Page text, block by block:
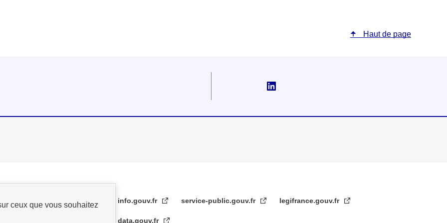
ceux que vous souhaitez
fenêtrefenêtre Haut de page
info.gouv.fr service-public.gouv.fr legifrance.gouv.fr
data.gouv.fr